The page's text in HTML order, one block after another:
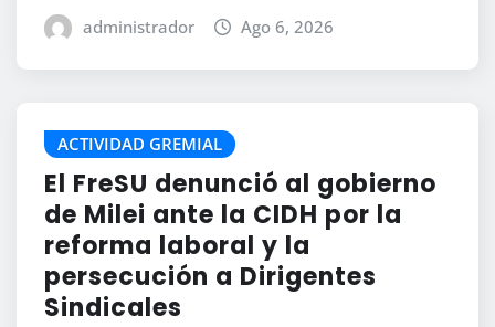
administrador Ago 6, 2026
ACTIVIDAD GREMIAL
El FreSU denunció al gobierno
de Milei ante la CIDH por la
reforma laboral y la
persecución a Dirigentes
Sindicales